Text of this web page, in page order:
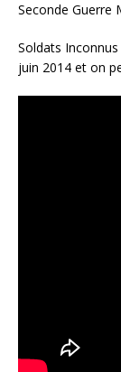
Seconde Guerre
Soldats
juin 2014 et on